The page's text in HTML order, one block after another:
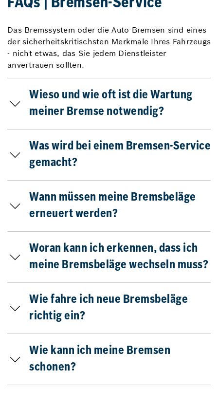
FAQs | Bremsen-Service
Das Bremssystem oder die Auto-Bremsen sind eines
der sicherheitskritischsten Merkmale Ihres Fahrzeugs
- nicht etwas, das Sie jedem Dienstleister
anvertrauen sollten.
Wieso und wie oft ist die Wartung
meiner Bremse notwendig?
Was wird bei einem Bremsen-Service
gemacht?
Wann müssen meine Bremsbeläge
erneuert werden?
Woran kann ich erkennen, dass ich
meine Bremsbeläge wechseln muss?
Wie fahre ich neue Bremsbeläge
richtig ein?
Wie kann ich meine Bremsen
schonen?